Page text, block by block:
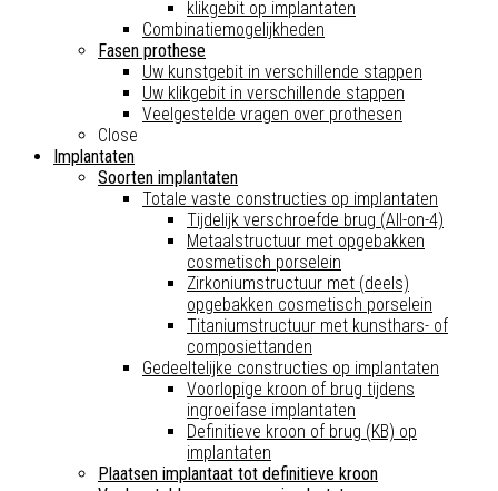
klikgebit op implantaten
Combinatiemogelijkheden
Fasen prothese
Uw kunstgebit in verschillende stappen
Uw klikgebit in verschillende stappen
Veelgestelde vragen over prothesen
Close
Implantaten
Soorten implantaten
Totale vaste constructies op implantaten
Tijdelijk verschroefde brug (All-on-4)
Metaalstructuur met opgebakken
cosmetisch porselein
Zirkoniumstructuur met (deels)
opgebakken cosmetisch porselein
Titaniumstructuur met kunsthars- of
composiettanden
Gedeeltelijke constructies op implantaten
Voorlopige kroon of brug tijdens
ingroeifase implantaten
Definitieve kroon of brug (KB) op
implantaten
Plaatsen implantaat tot definitieve kroon